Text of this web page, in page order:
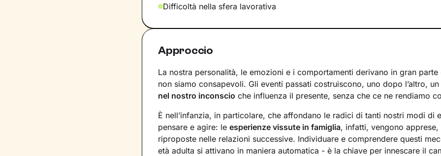
Difficoltà nella sfera lavorativa
Approccio
La nostra personalità, le emozioni e i comportamenti derivano in gran
non siamo consapevoli. Gli eventi passati costruiscono, uno dopo l’altro, un
nel nostro inconscio che influenza il presente, senza che ce ne rendiamo
È nell’infanzia, in particolare, che affondano le radici di tanti nostri modi di
pensare e agire: le esperienze vissute in famiglia, infatti, vengono
riproposte nelle relazioni successive. Individuare e comprendere questi
età adulta si attivano in maniera automatica - è la chiave per innescare il